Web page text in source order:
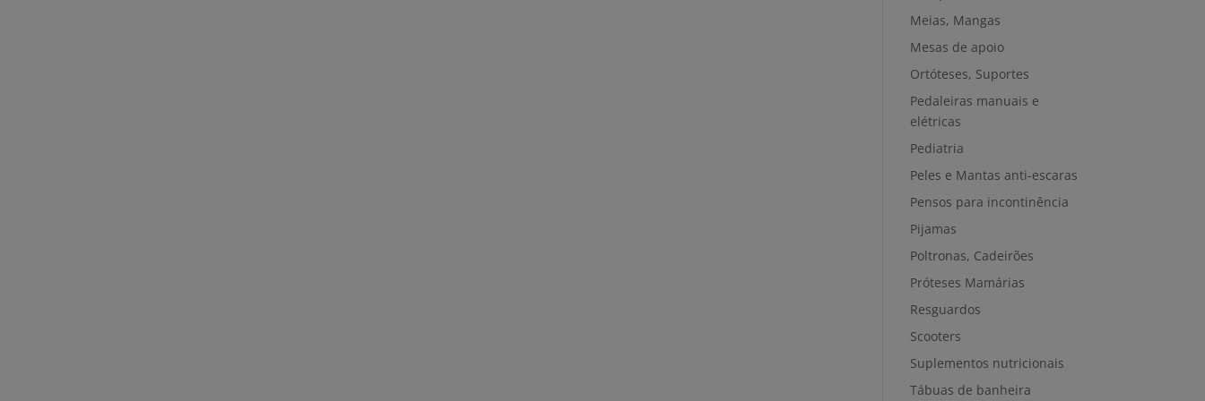
Meias, Mangas
Mesas de apoio
Ortóteses, Suportes
Pedaleiras manuais e
elétricas
Pediatria
Peles e Mantas anti-escaras
Pensos para incontinência
Pijamas
Poltronas, Cadeirões
Próteses Mamárias
Resguardos
Scooters
Suplementos nutricionais
Tábuas de banheira